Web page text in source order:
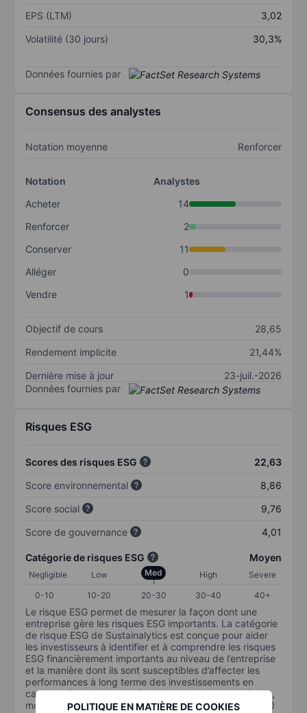
POLITIQUE EN MATIÈRE DE COOKIES
EPS (LTM)
3,02
Volatilité (30 jours)
30,3%
Données fournies par
Consensus des analystes
Notation moyenne Renforcer
Notation
Analystes
Acheter
14
Renforcer
2
Conserver
11
Alléger
0
Vendre
1
Objectif de cours
28,65
Rendement implicite
21,44%
Dernière mise à jour
23-juil.-2026
Données fournies par
Risques ESG
Scores des risques ESG
22,63
Score environnemental
8,86
Score social
9,76
Score de gouvernance
4,01
Catégorie de risques ESG Moyen
Negligible Low Med High
Severe
0-10
10-20 20-30 30-40 40+
Le risque ESG permet de mesurer la façon dont une
entreprise gère les risques ESG importants. La catégorie
de risque ESG de Sustainalytics est conçue pour aider
les investisseurs à identifier et à comprendre les risques
ESG financièrement importants au niveau de l’entreprise
et la manière dont ils sont susceptibles d’affecter les
performances à long terme des investissements en
capital. L’échelle va de 0 à 100. Plus le risque est faible,
moins il est important (0 équivaut à aucun risque et 100